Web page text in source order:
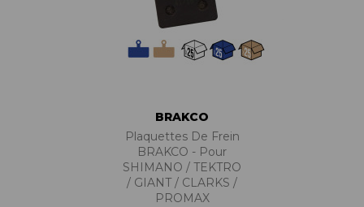
BRAKCO
Plaquettes De Frein
BRAKCO - Pour
SHIMANO / TEKTRO
/ GIANT / CLARKS /
PROMAX